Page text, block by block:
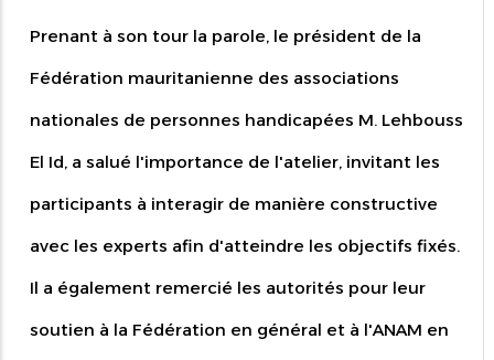
Prenant à son tour la parole, le président de la
Fédération mauritanienne des associations
nationales de personnes handicapées M. Lehbouss
El Id, a salué l'importance de l'atelier, invitant les
participants à interagir de manière constructive
avec les experts afin d'atteindre les objectifs fixés.
Il a également remercié les autorités pour leur
soutien à la Fédération en général et à l'ANAM en